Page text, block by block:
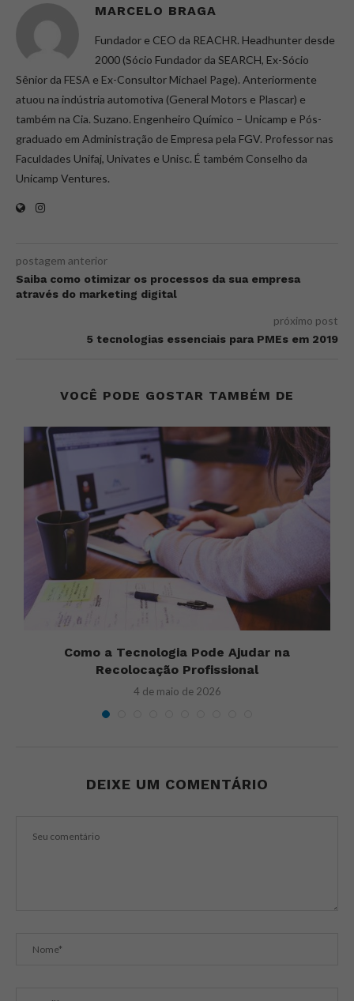
MARCELO BRAGA
Fundador e CEO da REACHR. Headhunter desde
2000 (Sócio Fundador da SEARCH, Ex-Sócio
Sênior da FESA e Ex-Consultor Michael Page). Anteriormente
atuou na indústria automotiva (General Motors e Plascar) e
também na Cia. Suzano. Engenheiro Químico – Unicamp e Pós-
graduado em Administração de Empresa pela FGV. Professor nas
Faculdades Unifaj, Univates e Unisc. É também Conselho da
Unicamp Ventures.
postagem anterior
Saiba como otimizar os processos da sua empresa
através do marketing digital
próximo post
5 tecnologias essenciais para PMEs em 2019
VOCÊ PODE GOSTAR TAMBÉM DE
Como a Tecnologia Pode Ajudar na
Recolocação Profissional
4 de maio de 2026
DEIXE UM COMENTÁRIO